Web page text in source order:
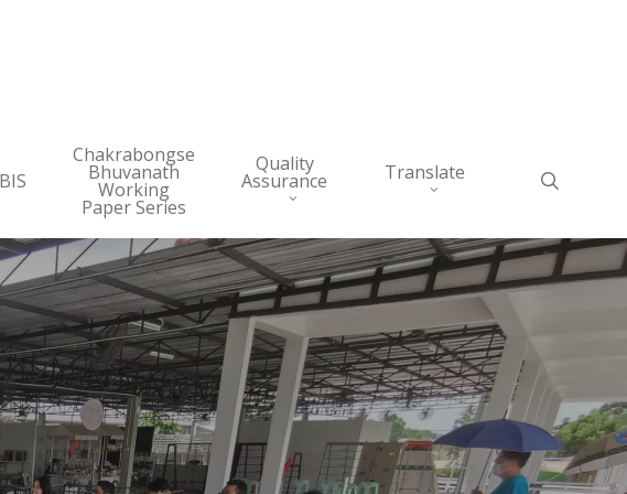
Chakrabongse
Bhuvanath
Working
Paper Series
Quality
Assurance Translate